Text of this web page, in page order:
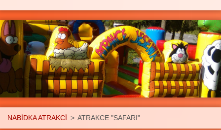
NABÍDKA ATRAKCÍ > ATRAKCE "SAFARI"